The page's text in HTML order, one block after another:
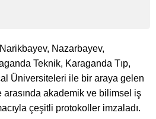
Nazarbayev,
Teknik, Karaganda Tıp,
Üniversiteleri ile bir araya gelen
arasında akademik ve bilimsel iş
çeşitli protokoller imzaladı.